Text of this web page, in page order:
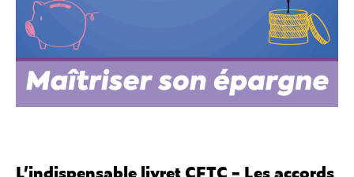
L’indispensable livret CFTC – Les accords